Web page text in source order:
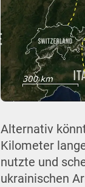
Alternativ
Kilometer
nutzte und
ukrainischen